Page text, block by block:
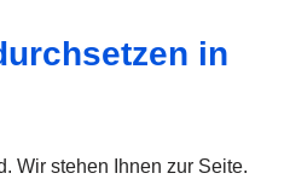
in
Wir stehen Ihnen zur Seite.